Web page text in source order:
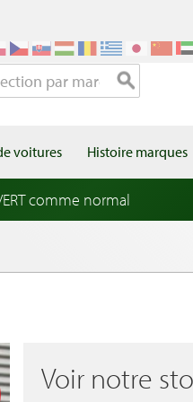
voitures Histoire marques
comme normal
Voir notre